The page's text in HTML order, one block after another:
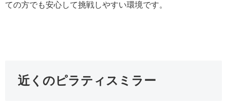
ての方でも安心して挑戦しやすい環境です。
近くのピラティスミラー